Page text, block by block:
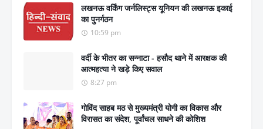
लखनऊ वर्किंग जर्नलिस्ट्स यूनियन की लखनऊ इकाई
का पुनर्गठन
10:59 pm
वर्दी के भीतर का सन्नाटा - हसौद थाने में आरक्षक की
आत्महत्या ने खड़े किए सवाल
8:27 pm
गोविंद साहब मठ से मुख्यमंत्री योगी का विकास और
विरासत का संदेश, पूर्वांचल साधने की कोशिश